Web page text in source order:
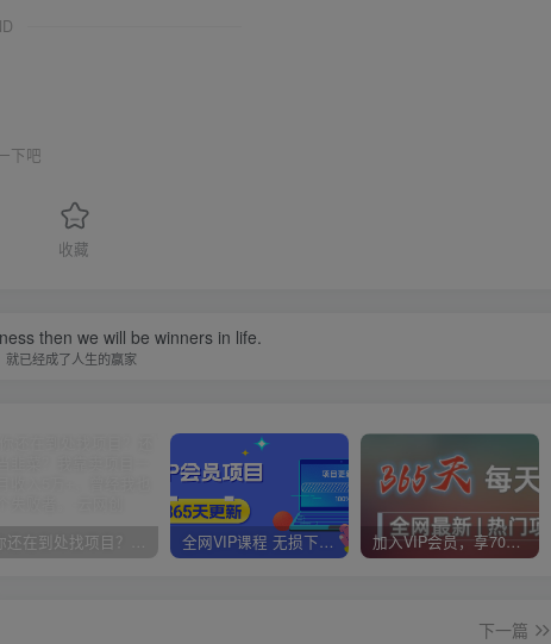
下吧
收藏
then we will be winners in life.
已经成了人生的赢家
你还在到处找项目？还在当韭菜？我靠卖项目一个月收入5万+，曾经我也是个失败者。 全网VIP课程 无损下载~ 加入VIP会员，享70%的推广提成，免费学习多种网上创业课程，菜鸟秒变大神！
下一篇